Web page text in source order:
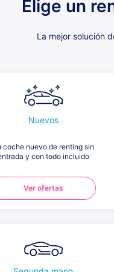
Elige un
La mejor solución
Nuevos
coche nuevo de renting sin
y con todo incluido
Ver ofertas